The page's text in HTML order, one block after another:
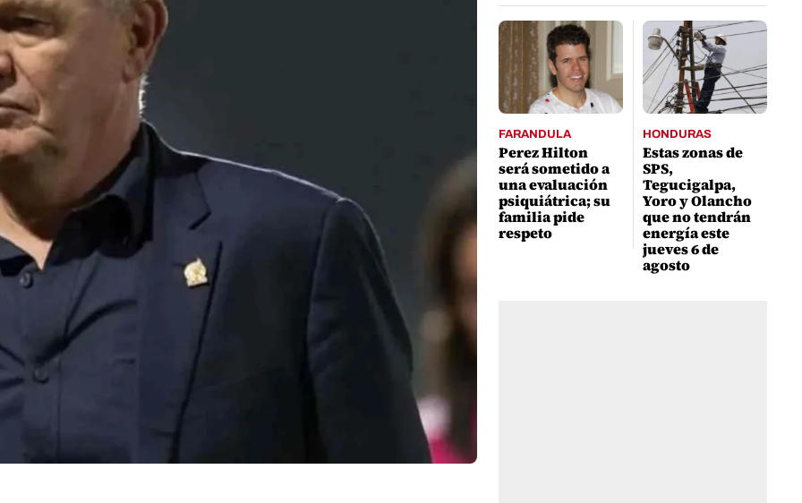
FARANDULA
Perez Hilton
será sometido a
una evaluación
psiquiátrica; su
familia pide
respeto
HONDURAS
Estas zonas de
SPS,
Tegucigalpa,
Yoro y Olancho
que no tendrán
energía este
jueves 6 de
agosto